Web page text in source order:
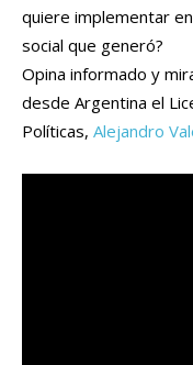
quiere implementar
social que generó?
Opina informado y
desde Argentina el
Políticas, Alejandro